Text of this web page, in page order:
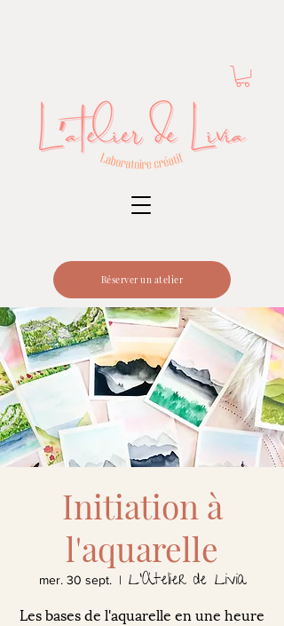
Réserver un atelier
Initiation à
l'aquarelle
mer. 30 sept.
  |
L'Atelier de Livia
Les bases de l'aquarelle en une heure